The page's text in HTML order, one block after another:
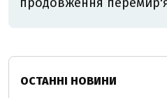
ОСТАННІ НОВИНИ